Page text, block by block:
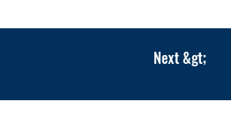
로 로봇사업을 추진해 왔으며, 올해에
)에서 우수기관으로 선정됐고, 공모사
Next &gt;